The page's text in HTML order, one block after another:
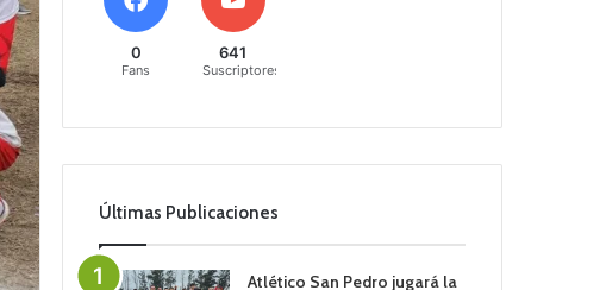
0
Fans
641
Suscriptores
Últimas Publicaciones
Atlético San Pedro jugará la